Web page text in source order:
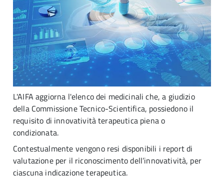
L'AIFA aggiorna l'elenco dei medicinali che, a giudizio
della Commissione Tecnico-Scientifica, possiedono il
requisito di innovatività terapeutica piena o
condizionata.
Contestualmente vengono resi disponibili i report di
valutazione per il riconoscimento dell’innovatività, per
ciascuna indicazione terapeutica.